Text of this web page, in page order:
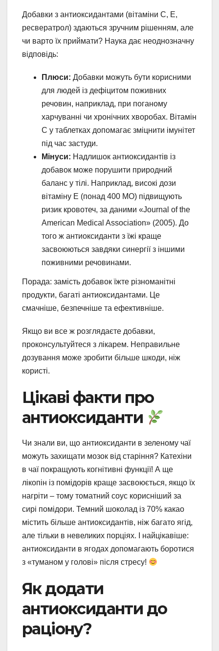
Добавки з антиоксидантами (вітаміни C, E,
ресвератрол) здаються зручним рішенням, але
чи варто їх приймати? Наука дає неоднозначну
відповідь:
Плюси: Добавки можуть бути корисними
для людей із дефіцитом поживних
речовин, наприклад, при поганому
харчуванні чи хронічних хворобах. Вітамін
C у таблетках допомагає зміцнити імунітет
під час застуди.
Мінуси: Надлишок антиоксидантів із
добавок може порушити природний
баланс у тілі. Наприклад, високі дози
вітаміну E (понад 400 МО) підвищують
ризик кровотеч, за даними «Journal of the
American Medical Association» (2005). До
того ж антиоксиданти з їжі краще
засвоюються завдяки синергії з іншими
поживними речовинами.
Порада: замість добавок їжте різноманітні
продукти, багаті антиоксидантами. Це
смачніше, безпечніше та ефективніше.
Якщо ви все ж розглядаєте добавки,
проконсультуйтеся з лікарем. Неправильне
дозування може зробити більше шкоди, ніж
користі.
Цікаві факти про
антиоксиданти
Чи знали ви, що антиоксиданти в зеленому чаї
можуть захищати мозок від старіння? Катехіни
в чаї покращують когнітивні функції! А ще
лікопін із помідорів краще засвоюється, якщо їх
нагріти – тому томатний соус корисніший за
сирі помідори. Темний шоколад із 70% какао
містить більше антиоксидантів, ніж багато ягід,
але тільки в невеликих порціях. І найцікавіше:
антиоксиданти в ягодах допомагають боротися
з «туманом у голові» після стресу!
Як додати
антиоксиданти до
раціону?